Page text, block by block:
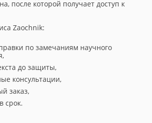
после которой получает доступ к
Zaochnik:
по замечаниям научного
до защиты,
консультации,
заказ,
срок.